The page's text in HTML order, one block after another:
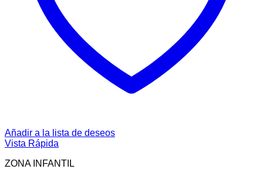
Añadir a la lista de deseos
Vista Rápida
ZONA INFANTIL